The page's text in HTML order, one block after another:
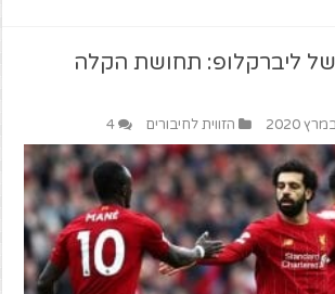
של ליברקלופ: תחושת הקלה
הזווית לחיבורים 4